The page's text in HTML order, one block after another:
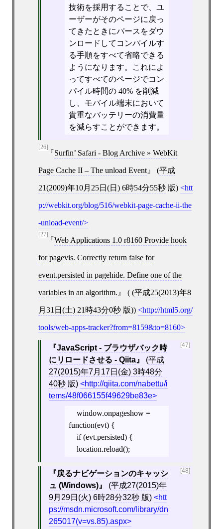
技術を採用することで、ユ
ーザーがそのページに戻っ
てきたときにパースをダウ
ンロードしてコンパイルす
る手順をすべて省略できる
ようになります。これによ
ってすべてのページでコン
パイル時間の 40% を削減
し、モバイル端末において
貴重なバッテリーの消費量
を減らすことができます。
[26]
Surfin’ Safari - Blog Archive » WebKit
Page Cache II – The unload Event (平成
21(2009)年10月25日(日) 6時54分55秒版) htt
p://webkit.org/blog/516/webkit-page-cache-ii-the
-unload-event/
[27]
Web Applications 1.0 r8160 Provide hook
for pagevis. Correctly return false for
event.persisted in pagehide. Define one of the
variables in an algorithm. ( (平成25(2013)年8
月31日(土) 21時43分0秒版)) http://html5.org/
tools/web-apps-tracker?from=8159&to=8160
[47]
JavaScript - ブラウザバック時
にリロードさせる - Qiita
(平成
27(2015)年7月17日(金) 3時48分
40秒版)
http://qiita.com/nabettu/i
tems/48f066155f49629be83e
window.onpageshow =
function(evt) {
if (evt.persisted) {
location.reload();
[48]
戻るナビゲーションのキャッシ
ュ (Windows)
(平成27(2015)年
9月29日(火) 6時28分32秒版)
htt
ps://msdn.microsoft.com/library/dn
265017(v=vs.85).aspx